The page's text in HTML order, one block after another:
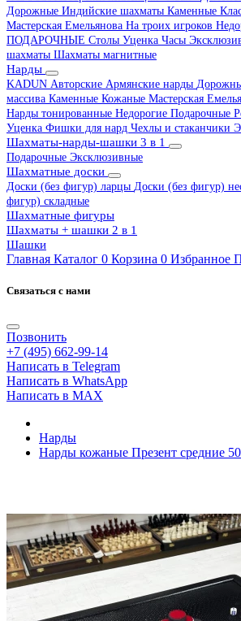
Дорожные Индийские шахматы Каменные
Мастерская Емельянова На троих игроков
ПОДАРОЧНЫЕ Столы Уценка Часы
шахматы Шахматы магнитные
Нарды
KADUN Авторские Армянские нарды
массива Каменные Кожаные Мастерская
Нарды тонированные Недорогие Подарочные
Уценка Фишки для нард Чехлы и стаканчики
Шахматы-нарды-шашки 3 в 1
Подарочные Эксклюзивные
Шахматные доски
Доски (без фигур) ларцы Доски (без фигур)
фигур) складные
Шахматные фигуры
Шахматы + шашки 2 в 1
Шашки
Главная Каталог 0 Корзина 0 Избранное
Связаться с нами
Позвонить
+7 (495) 662-99-14
Написать в Telegram
Написать в WhatsApp
Написать в MAX
Нарды
Нарды кожаные Презент средние